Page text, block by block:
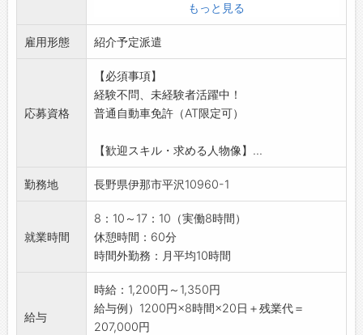
【アットホームな社風】
・お客様と接するお仕事のため、フレンドリー
な社員が多く在籍しております。
・働きやすい環境が魅力！
・年齢問わず活躍できます！
・アルピコグループなので、安定基盤にて長く
腰を据えて働くことができます。
・長野県下に9ヶ所の営業所があります。
・アルピコグループの保険、リース業を担う会
社としてグループ従業員の福利厚生、グループ
企業の管財保険、リース、さらに一般企業、個
人のお客様の生命保険・損害保険を取り扱って
・機械のフレーム組みからユニットの組付け、
配線など
・ボール盤での穴あけ、旋盤での切削加工など
の加工業務
◎工作機械を使った部品加工や組立・検査など
多岐にわたります
■未経験者活躍中！
・未経験から活躍している社員が多数！
・安心してスタートできるよう、先輩スタッフ
■紹介予定派遣！
・派遣期間中に仕事内容や職場の雰囲気を確認
できるため、安心して直接雇用を目指せます
・将来を見据えて、安定した環境で長く働きた
い方におすすめ
■やりがいあり！
もっと見る
雇用形態 紹介予定派遣
応募資格
【必須事項】
経験不問、未経験者活躍中！
普通自動車免許（AT限定可）
【歓迎スキル・求める人物像】...
勤務地 長野県伊那市平沢10960-1
就業時間
8：10～17：10（実働8時間）
休憩時間：60分
時間外勤務：月平均10時間
給与
時給：1,200円～1,350円
給与例）1200円×8時間×20日＋残業代＝
207,000円